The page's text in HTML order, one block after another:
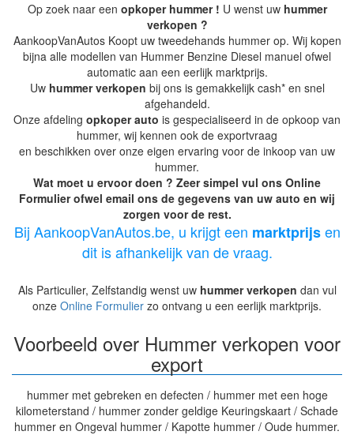
Op zoek naar een opkoper hummer ! U wenst uw hummer
verkopen ?
AankoopVanAutos Koopt uw tweedehands hummer op. Wij kopen
bijna alle modellen van Hummer Benzine Diesel manuel ofwel
automatic aan een eerlijk marktprijs.
Uw hummer verkopen bij ons is gemakkelijk cash* en snel
afgehandeld.
Onze afdeling opkoper auto is gespecialiseerd in de opkoop van
hummer, wij kennen ook de exportvraag
en beschikken over onze eigen ervaring voor de inkoop van uw
hummer.
Wat moet u ervoor doen ? Zeer simpel vul ons Online
Formulier ofwel email ons de gegevens van uw auto en wij
zorgen voor de rest.
Bij AankoopVanAutos.be, u krijgt een marktprijsen
dit is afhankelijk van de vraag.
Als Particulier, Zelfstandig wenst uw hummer verkopen dan vul
onze Online Formulier zo ontvang u een eerlijk marktprijs.
Voorbeeld over Hummer verkopen voor
export
hummer met gebreken en defecten / hummer met een hoge
kilometerstand / hummer zonder geldige Keuringskaart / Schade
hummer en Ongeval hummer / Kapotte hummer / Oude hummer.